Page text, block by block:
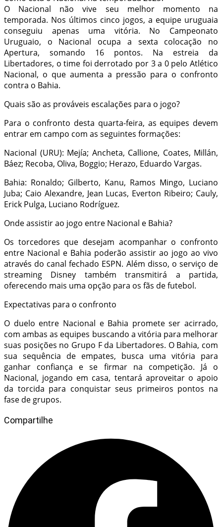
O Nacional não vive seu melhor momento na
temporada. Nos últimos cinco jogos, a equipe uruguaia
conseguiu apenas uma vitória. No Campeonato
Uruguaio, o Nacional ocupa a sexta colocação no
Apertura, somando 16 pontos. Na estreia da
Libertadores, o time foi derrotado por 3 a 0 pelo Atlético
Nacional, o que aumenta a pressão para o confronto
contra o Bahia.
Quais são as prováveis escalações para o jogo?
Para o confronto desta quarta-feira, as equipes devem
entrar em campo com as seguintes formações:
Nacional (URU): Mejía; Ancheta, Callione, Coates, Millán,
Báez; Recoba, Oliva, Boggio; Herazo, Eduardo Vargas.
Bahia: Ronaldo; Gilberto, Kanu, Ramos Mingo, Luciano
Juba; Caio Alexandre, Jean Lucas, Everton Ribeiro; Cauly,
Erick Pulga, Luciano Rodríguez.
Onde assistir ao jogo entre Nacional e Bahia?
Os torcedores que desejam acompanhar o confronto
entre Nacional e Bahia poderão assistir ao jogo ao vivo
através do canal fechado ESPN. Além disso, o serviço de
streaming Disney também transmitirá a partida,
oferecendo mais uma opção para os fãs de futebol.
Expectativas para o confronto
O duelo entre Nacional e Bahia promete ser acirrado,
com ambas as equipes buscando a vitória para melhorar
suas posições no Grupo F da Libertadores. O Bahia, com
sua sequência de empates, busca uma vitória para
ganhar confiança e se firmar na competição. Já o
Nacional, jogando em casa, tentará aproveitar o apoio
da torcida para conquistar seus primeiros pontos na
fase de grupos.
Compartilhe